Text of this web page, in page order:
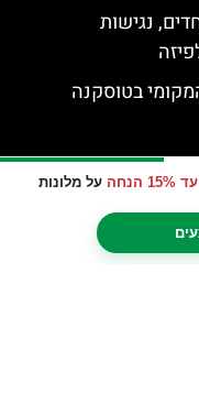
עד 15% הנחה
על מלונות
נגישות
בטוסקנה